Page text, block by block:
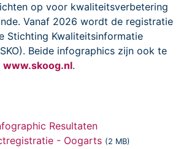
op voor kwaliteitsverbetering
Vanaf 2026 wordt de registratie
Stichting Kwaliteitsinformatie
Beide infographics zijn ook te
www.skoog.nl.
Resultaten
- Oogarts (2 MB)